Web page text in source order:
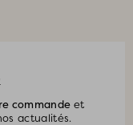
commande et
actualités.